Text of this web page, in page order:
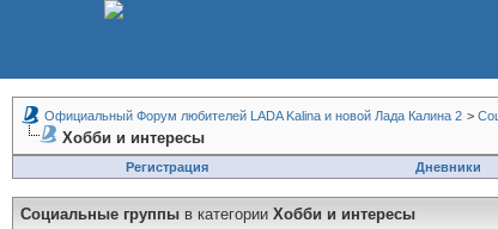
Официальный Форум любителей LADA Kalina и новой Лада Калина 2 >
Хобби и интересы
Регистрация
Дневники
Социальные группы в категории Хобби и интересы